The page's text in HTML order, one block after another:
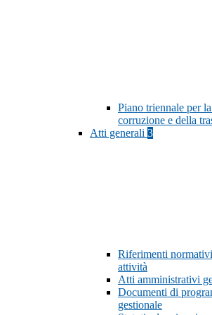
Piano triennale per
corruzione e della
Atti generali 3
Riferimenti
attività
Atti amministrativi
Documenti di
gestionale